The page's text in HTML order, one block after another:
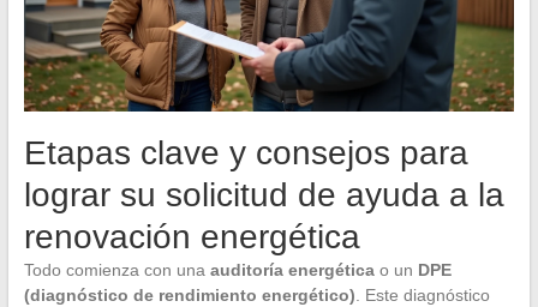
Etapas clave y consejos para
lograr su solicitud de ayuda a la
renovación energética
Todo comienza con una auditoría energéticao un DPE
(diagnóstico de rendimiento energético) . Este diagnóstico